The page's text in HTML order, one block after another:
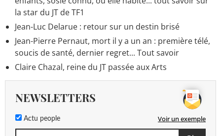
la star du JT de TF1
Jean-Luc Delarue : retour sur un destin brisé
Jean-Pierre Pernaut, mort il y a un an : première télé,
soucis de santé, dernier regret... Tout savoir
Claire Chazal, reine du JT passée aux Arts
NEWSLETTERS
Actu people Voir un exemple